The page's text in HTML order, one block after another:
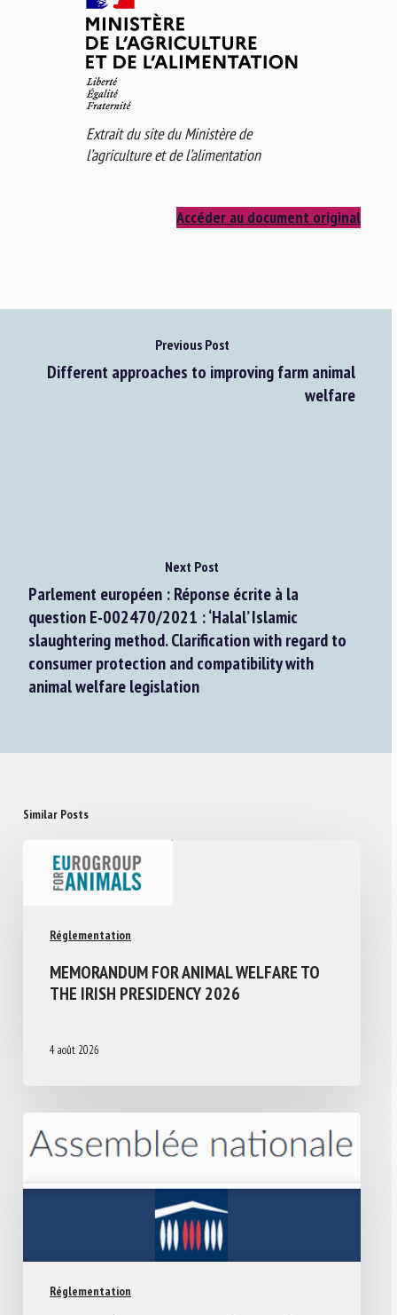
Extrait du site du Ministère de
l’agriculture et de l’alimentation
Accéder au document original
Previous Post
Different approaches to improving farm animal
welfare
Next Post
Parlement européen : Réponse écrite à la
question E-002470/2021 : ‘Halal’ Islamic
slaughtering method. Clarification with regard to
consumer protection and compatibility with
animal welfare legislation
Similar Posts
Réglementation
MEMORANDUM FOR ANIMAL WELFARE TO
THE IRISH PRESIDENCY 2026
4 août 2026
Réglementation